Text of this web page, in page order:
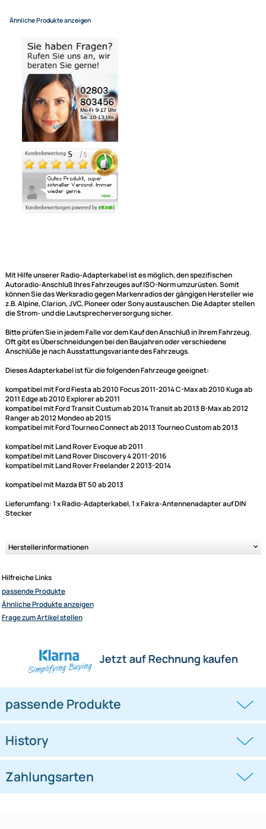
Mit Hilfe unserer Radio-Adapterkabel ist es möglich, den spezifischen
Autoradio-Anschluß Ihres Fahrzeuges auf ISO-Norm umzurüsten. Somit
können Sie das Werksradio gegen Markenradios der gängigen
z.B. Alpine, Clarion, JVC, Pioneer oder Sony austauschen. Die Adapter
Bitte prüfen Sie in jedem Falle vor dem Kauf den Anschluß in Ihrem
Oft gibt es Überschneidungen bei den Baujahren oder verschiedene
Dieses Adapterkabel ist für die folgenden Fahrzeuge geeignet:
kompatibel mit Ford Transit Custum ab 2014 Transit ab 2013 B-Max ab
Ranger ab 2012 Mondeo ab 2015
kompatibel mit Land Rover Discovery 4 2011-2016
kompatibel mit Land Rover Freelander 2 2013-2014
Lieferumfang: 1 x Radio-Adapterkabel, 1 x Fakra-Antennenadapter auf
Herstellerinformationen
passende Produkte
Ähnliche Produkte anzeigen
Frage zum Artikel stellen
- +
Bezahlmöglichkeiten
Auf Lager
Lieferzeit 1 - 3 Tage
Ähnliche Produkte anzeigen
Ultramall
Zahlungsarten
Wir versenden mit
Unsere Leistungen